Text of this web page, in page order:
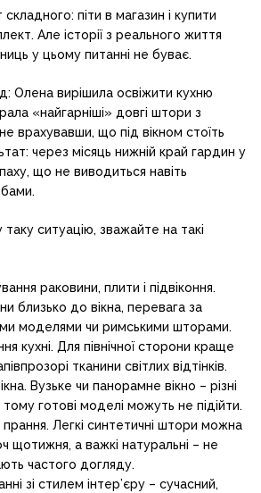
піти в магазин і купити
Але історії з реального життя
у цьому питанні не буває.
Олена вирішила освіжити кухню
«найгарніші» довгі штори з
врахувавши, що під вікном стоїть
через місяць нижній край гардин у
що не виводиться навіть
ситуацію, зважайте на такі
раковини, плити і підвіконня.
близько до вікна, перевага за
моделями чи римськими шторами.
кухні. Для північної сторони краще
тканини світлих відтінків.
Вузьке чи панорамне вікно – різні
тому готові моделі можуть не підійти.
Легкі синтетичні штори можна
щотижня, а важкі натуральні – не
частого догляду.
зі стилем інтер’єру – сучасний,